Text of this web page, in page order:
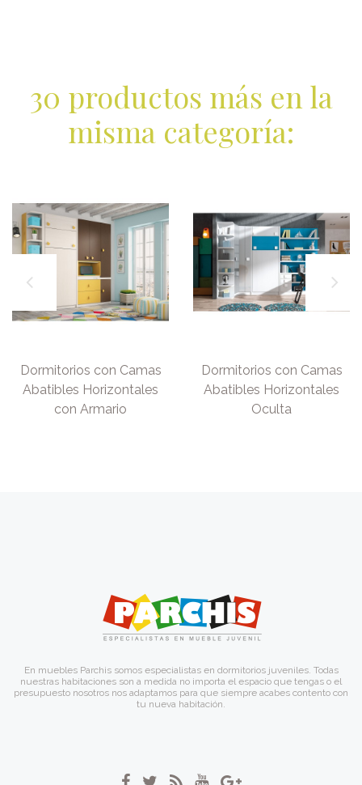
30 productos más en la
misma categoría:
Dormitorios con Camas
Abatibles Horizontales
con Armario
Dormitorios con Camas
Abatibles Horizontales
Oculta
En muebles Parchis somos especialistas en dormitorios juveniles. Todas
nuestras habitaciones son a medida no importa el espacio que tengas o el
presupuesto nosotros nos adaptamos para que siempre acabes contento con
tu nueva habitación.